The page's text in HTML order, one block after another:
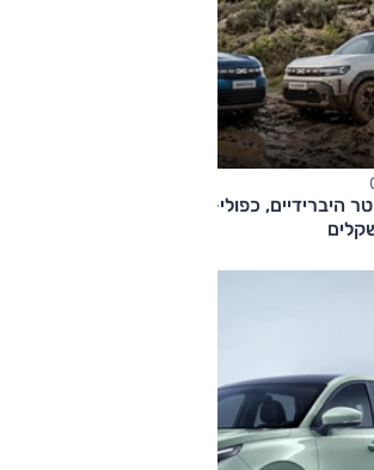
היברידיים, כפולי-הנעה עם תיבה אוטומטית